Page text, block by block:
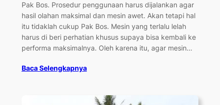
Pak Bos. Prosedur penggunaan harus dijalankan agar
hasil olahan maksimal dan mesin awet. Akan tetapi hal
itu tidaklah cukup Pak Bos. Mesin yang terlalu lelah
harus di beri perhatian khusus supaya bisa kembali ke
performa maksimalnya. Oleh karena itu, agar mesin…
Baca Selengkapnya